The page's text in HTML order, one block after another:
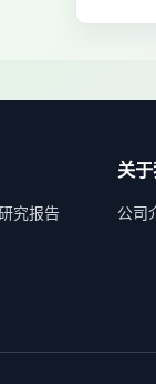
究报告
关
公司